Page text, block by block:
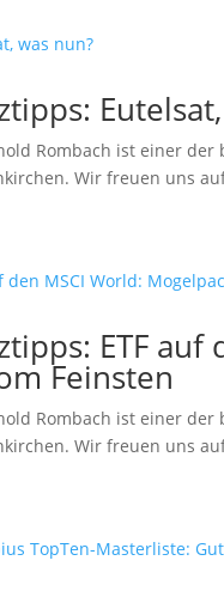
Rombach ist einer
Wir freuen uns
ETF auf
Feinsten
Rombach ist einer
Wir freuen uns